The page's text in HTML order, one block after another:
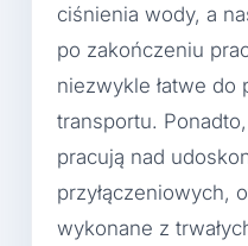
ciśnienia wody, a
po zakończeniu
niezwykle łatwe do
transportu.
pracują nad
przyłączeniowych,
wykonane z